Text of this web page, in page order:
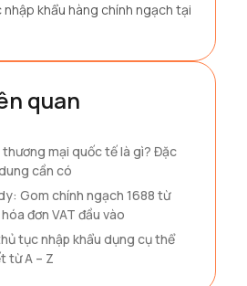
nhập khẩu hàng chính ngạch tại
quan
thương mại quốc tế là gì? Đặc
cần có
Gom chính ngạch 1688 từ
đơn VAT đầu vào
tục nhập khẩu dụng cụ thể
từ A – Z